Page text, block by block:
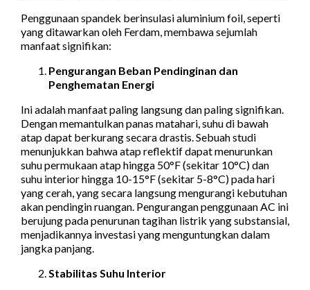
Penggunaan spandek berinsulasi aluminium foil, seperti
yang ditawarkan oleh Ferdam, membawa sejumlah
manfaat signifikan:
Pengurangan Beban Pendinginan dan
Penghematan Energi
Ini adalah manfaat paling langsung dan paling signifikan.
Dengan memantulkan panas matahari, suhu di bawah
atap dapat berkurang secara drastis. Sebuah studi
menunjukkan bahwa atap reflektif dapat menurunkan
suhu permukaan atap hingga 50°F (sekitar 10°C) dan
suhu interior hingga 10-15°F (sekitar 5-8°C) pada hari
yang cerah, yang secara langsung mengurangi kebutuhan
akan pendingin ruangan. Pengurangan penggunaan AC ini
berujung pada penurunan tagihan listrik yang substansial,
menjadikannya investasi yang menguntungkan dalam
jangka panjang.
Stabilitas Suhu Interior